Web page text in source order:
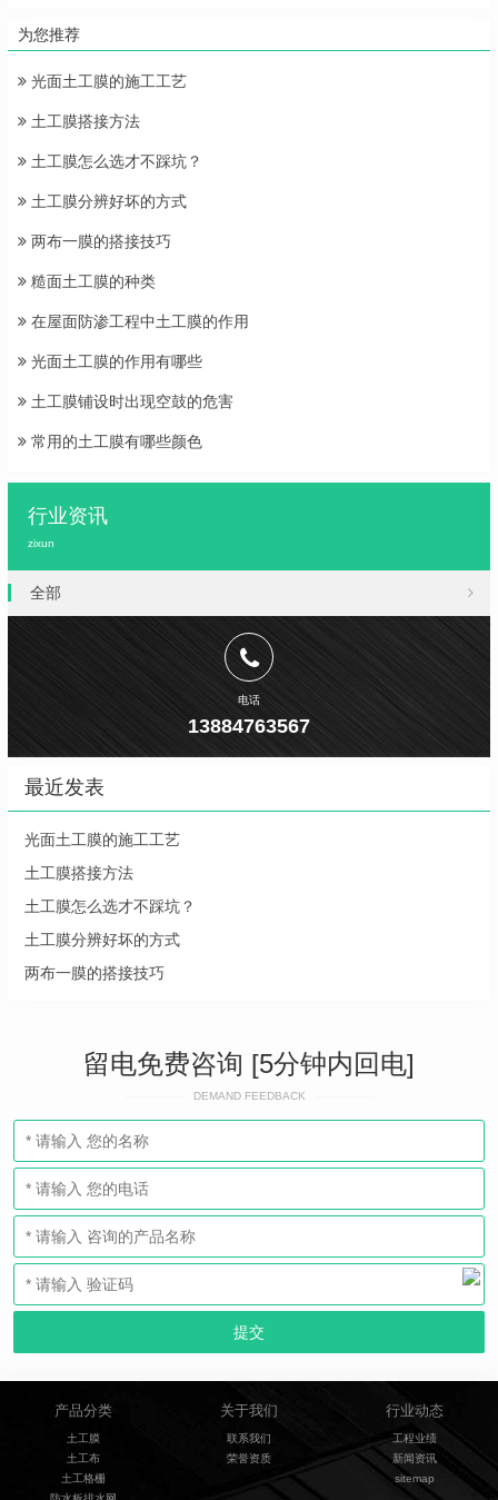
为您推荐
光面土工膜的施工工艺
土工膜搭接方法
土工膜怎么选才不踩坑？
土工膜分辨好坏的方式
两布一膜的搭接技巧
糙面土工膜的种类
在屋面防渗工程中土工膜的作用
光面土工膜的作用有哪些
土工膜铺设时出现空鼓的危害
常用的土工膜有哪些颜色
行业资讯
zixun
全部
电话
13884763567
最近发表
光面土工膜的施工工艺
土工膜搭接方法
土工膜怎么选才不踩坑？
土工膜分辨好坏的方式
两布一膜的搭接技巧
留电免费咨询 [5分钟内回电]
DEMAND FEEDBACK
产品分类
土工膜
土工布
土工格栅
关于我们
联系我们
荣誉资质
行业动态
工程业绩
新闻资讯
sitemap